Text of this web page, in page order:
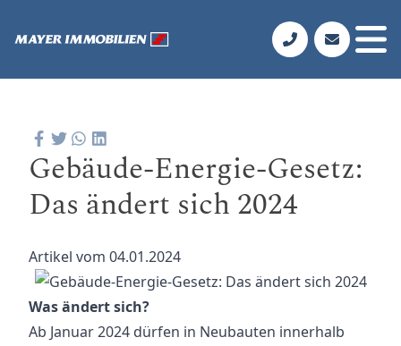
Gebäude-Energie-Gesetz:
Das ändert sich 2024
Artikel vom 04.01.2024
Was ändert sich?
Ab Januar 2024 dürfen in Neubauten innerhalb